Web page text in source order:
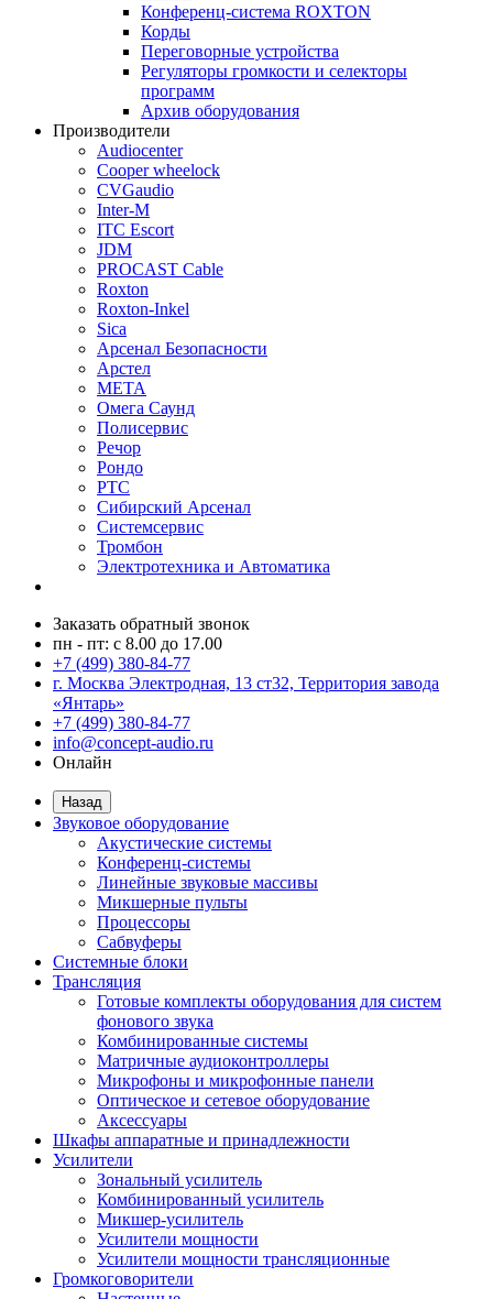
Конференц-система ROXTON
Корды
Переговорные устройства
Регуляторы громкости и селекторы
программ
Архив оборудования
Производители
Audiocenter
Cooper wheelock
CVGaudio
Inter-M
ITC Escort
JDM
PROCAST Cable
Roxton
Roxton-Inkel
Sica
Арсенал Безопасности
Арстел
МЕТА
Омега Саунд
Полисервис
Речор
Рондо
РТС
Сибирский Арсенал
Системсервис
Тромбон
Электротехника и Автоматика
Заказать обратный звонок
пн - пт: с 8.00 до 17.00
+7 (499) 380-84-77
г. Москва Электродная, 13 ст32, Территория завода
«Янтарь»
+7 (499) 380-84-77
info@concept-audio.ru
Онлайн
Назад
Звуковое оборудование
Акустические системы
Конференц-системы
Линейные звуковые массивы
Микшерные пульты
Процессоры
Сабвуферы
Системные блоки
Трансляция
Готовые комплекты оборудования для систем
фонового звука
Комбинированные системы
Матричные аудиоконтроллеры
Микрофоны и микрофонные панели
Оптическое и сетевое оборудование
Аксессуары
Шкафы аппаратные и принадлежности
Усилители
Зональный усилитель
Комбинированный усилитель
Микшер-усилитель
Усилители мощности
Усилители мощности трансляционные
Громкоговорители